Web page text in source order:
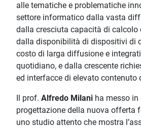
alle tematiche e problematiche
settore informatico dalla vasta
dalla cresciuta capacità di calcolo
dalla disponibilità di dispositivi di
costo di larga diffusione e
quotidiano, e dalla crescente
ed interfacce di elevato contenuto
Il prof. Alfredo Milani ha messo
progettazione della nuova offerta
uno studio attento che mostra